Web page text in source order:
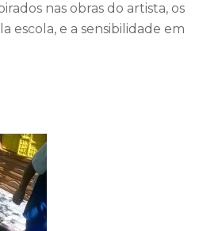
nas obras do artista, os
escola, e a sensibilidade em